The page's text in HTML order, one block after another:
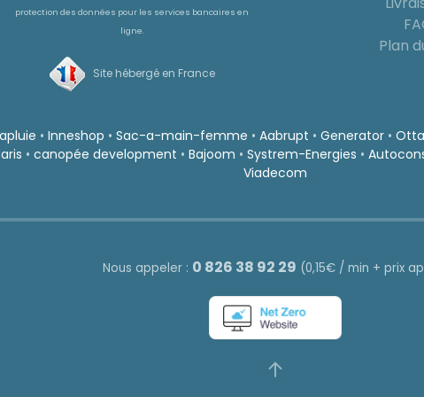
produit
protection des données pour les services bancaires en
ligne.
Site hébergé en France
Plan
• Inneshop • Sac-a-main-femme • Aabrupt • Generator •
• canopée development • Bajoom • Systrem-Energies •
Viadecom
Nous appeler : 0 826 38 92 29 (0,15€ / min + prix